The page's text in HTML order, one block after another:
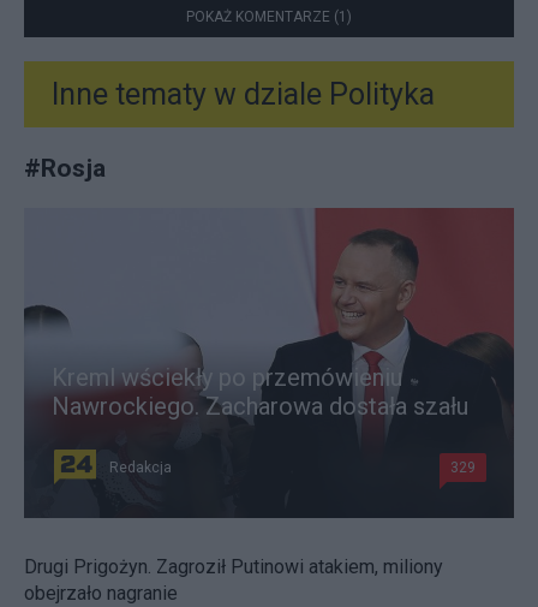
POKAŻ KOMENTARZE (1)
Inne tematy w dziale Polityka
#Rosja
Kreml wściekły po przemówieniu
Nawrockiego. Zacharowa dostała szału
Redakcja 329
Drugi Prigożyn. Zagroził Putinowi atakiem, miliony
obejrzało nagranie